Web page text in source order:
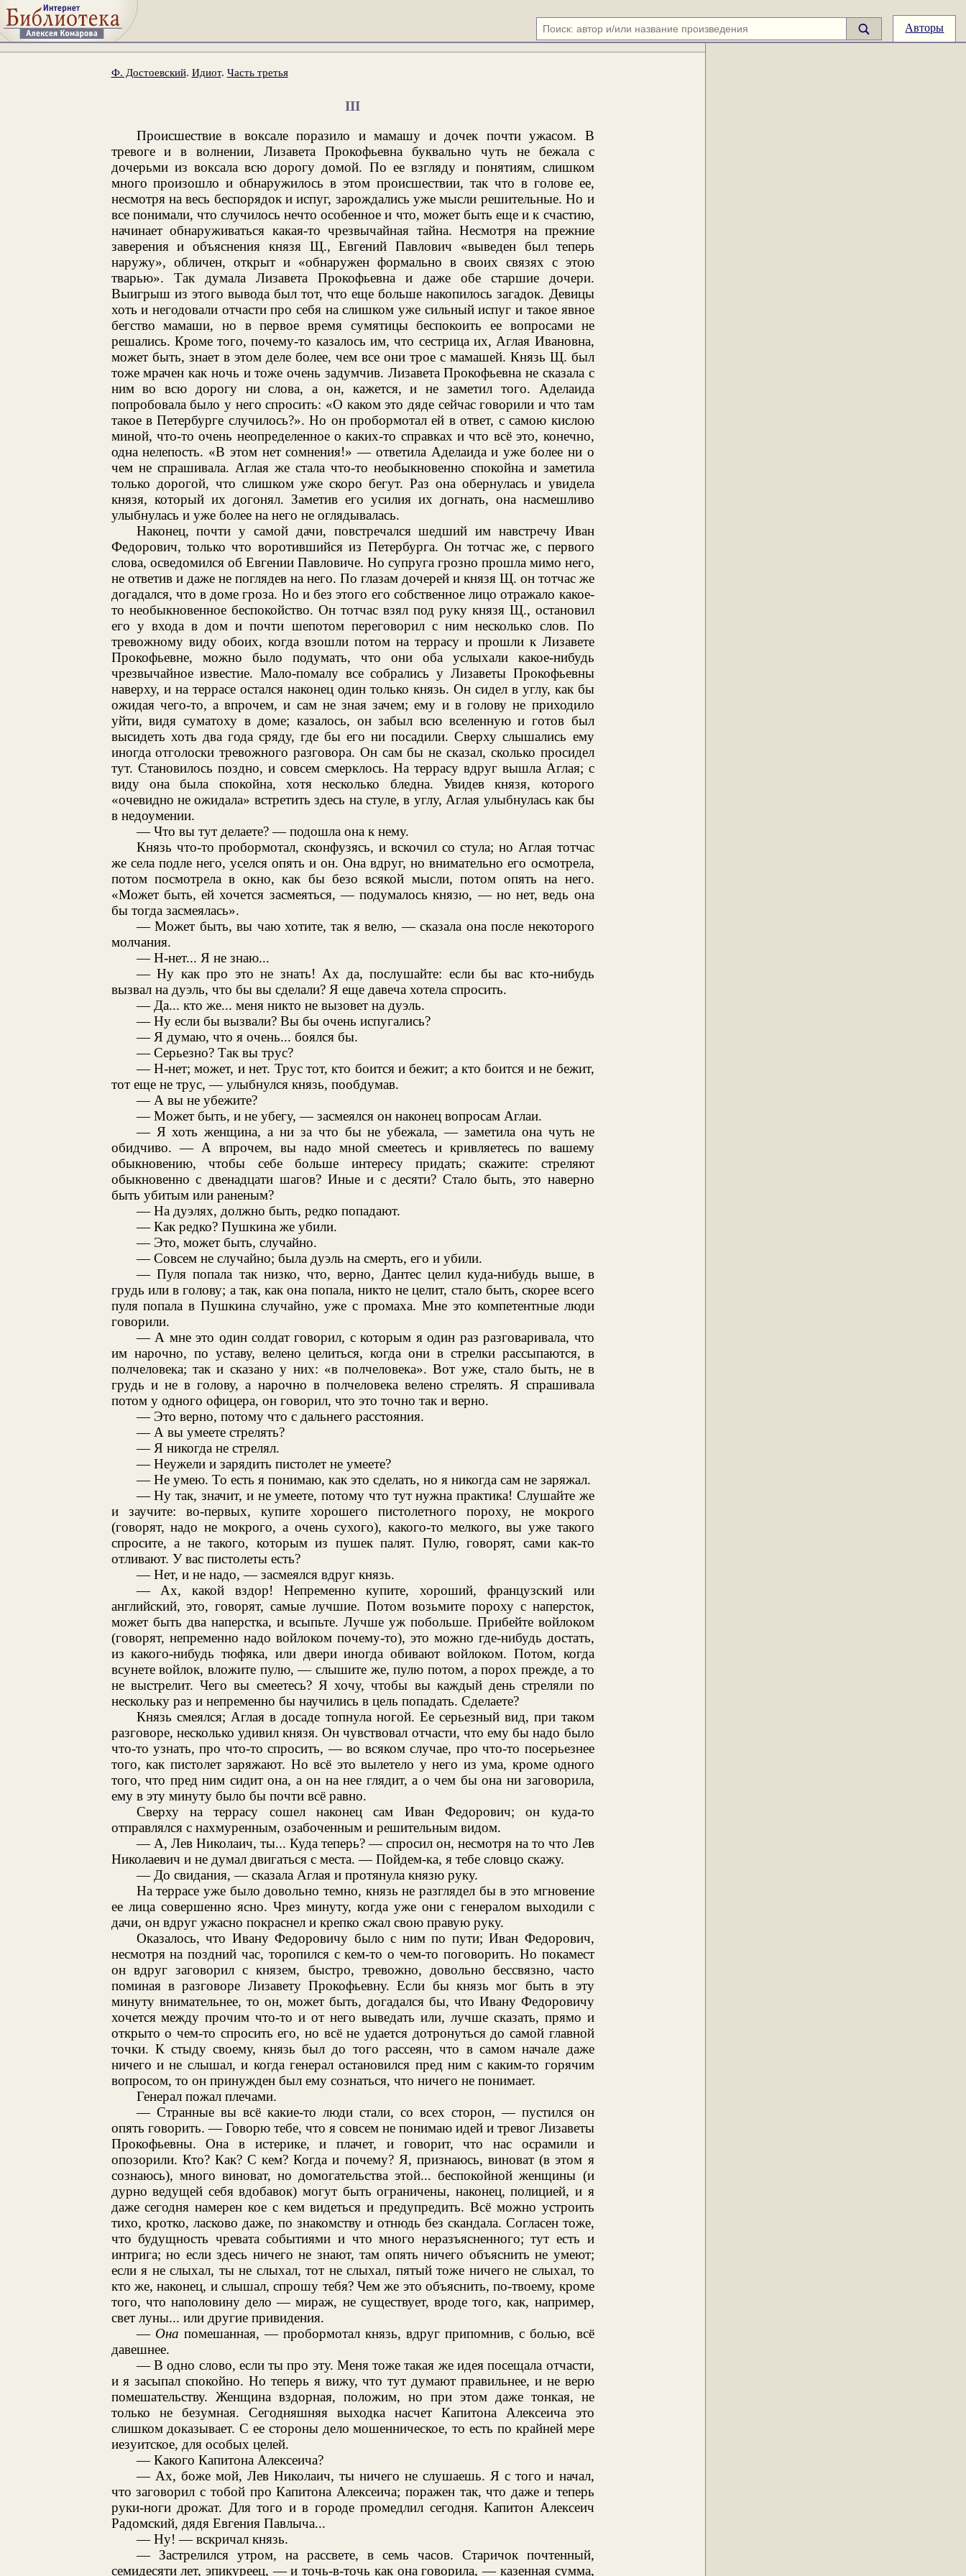
Авторы
Ф. Достоевский. Идиот. Часть третья
III
Происшествие в воксале поразило и мамашу и дочек почти ужасом. В
тревоге и в волнении, Лизавета Прокофьевна буквально чуть не бежала с
дочерьми из воксала всю дорогу домой. По ее взгляду и понятиям, слишком
много произошло и обнаружилось в этом происшествии, так что в голове ее,
несмотря на весь беспорядок и испуг, зарождались уже мысли решительные. Но и
все понимали, что случилось нечто особенное и что, может быть еще и к счастию,
начинает обнаруживаться какая-то чрезвычайная тайна. Несмотря на прежние
заверения и объяснения князя Щ., Евгений Павлович «выведен был теперь
наружу», обличен, открыт и «обнаружен формально в своих связях с этою
тварью». Так думала Лизавета Прокофьевна и даже обе старшие дочери.
Выигрыш из этого вывода был тот, что еще больше накопилось загадок. Девицы
хоть и негодовали отчасти про себя на слишком уже сильный испуг и такое явное
бегство мамаши, но в первое время сумятицы беспокоить ее вопросами не
решались. Кроме того, почему-то казалось им, что сестрица их, Аглая Ивановна,
может быть, знает в этом деле более, чем все они трое с мамашей. Князь Щ. был
тоже мрачен как ночь и тоже очень задумчив. Лизавета Прокофьевна не сказала с
ним во всю дорогу ни слова, а он, кажется, и не заметил того. Аделаида
попробовала было у него спросить: «О каком это дяде сейчас говорили и что там
такое в Петербурге случилось?». Но он пробормотал ей в ответ, с самою кислою
миной, что-то очень неопределенное о каких-то справках и что всё это, конечно,
одна нелепость. «В этом нет сомнения!» — ответила Аделаида и уже более ни о
чем не спрашивала. Аглая же стала что-то необыкновенно спокойна и заметила
только дорогой, что слишком уже скоро бегут. Раз она обернулась и увидела
князя, который их догонял. Заметив его усилия их догнать, она насмешливо
улыбнулась и уже более на него не оглядывалась.
Наконец, почти у самой дачи, повстречался шедший им навстречу Иван
Федорович, только что воротившийся из Петербурга. Он тотчас же, с первого
слова, осведомился об Евгении Павловиче. Но супруга грозно прошла мимо него,
не ответив и даже не поглядев на него. По глазам дочерей и князя Щ. он тотчас же
догадался, что в доме гроза. Но и без этого его собственное лицо отражало какое-
то необыкновенное беспокойство. Он тотчас взял под руку князя Щ., остановил
его у входа в дом и почти шепотом переговорил с ним несколько слов. По
тревожному виду обоих, когда взошли потом на террасу и прошли к Лизавете
Прокофьевне, можно было подумать, что они оба услыхали какое-нибудь
чрезвычайное известие. Мало-помалу все собрались у Лизаветы Прокофьевны
наверху, и на террасе остался наконец один только князь. Он сидел в углу, как бы
ожидая чего-то, а впрочем, и сам не зная зачем; ему и в голову не приходило
уйти, видя суматоху в доме; казалось, он забыл всю вселенную и готов был
высидеть хоть два года сряду, где бы его ни посадили. Сверху слышались ему
иногда отголоски тревожного разговора. Он сам бы не сказал, сколько просидел
тут. Становилось поздно, и совсем смерклось. На террасу вдруг вышла Аглая; с
виду она была спокойна, хотя несколько бледна. Увидев князя, которого
«очевидно не ожидала» встретить здесь на стуле, в углу, Аглая улыбнулась как бы
в недоумении.
— Что вы тут делаете? — подошла она к нему.
Князь что-то пробормотал, сконфузясь, и вскочил со стула; но Аглая тотчас
же села подле него, уселся опять и он. Она вдруг, но внимательно его осмотрела,
потом посмотрела в окно, как бы безо всякой мысли, потом опять на него.
«Может быть, ей хочется засмеяться, — подумалось князю, — но нет, ведь она
бы тогда засмеялась».
— Может быть, вы чаю хотите, так я велю, — сказала она после некоторого
молчания.
— Н-нет... Я не знаю...
— Ну как про это не знать! Ах да, послушайте: если бы вас кто-нибудь
вызвал на дуэль, что бы вы сделали? Я еще давеча хотела спросить.
— Да... кто же... меня никто не вызовет на дуэль.
— Ну если бы вызвали? Вы бы очень испугались?
— Я думаю, что я очень... боялся бы.
— Серьезно? Так вы трус?
— Н-нет; может, и нет. Трус тот, кто боится и бежит; а кто боится и не бежит,
тот еще не трус, — улыбнулся князь, пообдумав.
— А вы не убежите?
— Может быть, и не убегу, — засмеялся он наконец вопросам Аглаи.
— Я хоть женщина, а ни за что бы не убежала, — заметила она чуть не
обидчиво. — А впрочем, вы надо мной смеетесь и кривляетесь по вашему
обыкновению, чтобы себе больше интересу придать; скажите: стреляют
обыкновенно с двенадцати шагов? Иные и с десяти? Стало быть, это наверно
быть убитым или раненым?
— На дуэлях, должно быть, редко попадают.
— Как редко? Пушкина же убили.
— Это, может быть, случайно.
— Совсем не случайно; была дуэль на смерть, его и убили.
— Пуля попала так низко, что, верно, Дантес целил куда-нибудь выше, в
грудь или в голову; а так, как она попала, никто не целит, стало быть, скорее всего
пуля попала в Пушкина случайно, уже с промаха. Мне это компетентные люди
говорили.
— А мне это один солдат говорил, с которым я один раз разговаривала, что
им нарочно, по уставу, велено целиться, когда они в стрелки рассыпаются, в
полчеловека; так и сказано у них: «в полчеловека». Вот уже, стало быть, не в
грудь и не в голову, а нарочно в полчеловека велено стрелять. Я спрашивала
потом у одного офицера, он говорил, что это точно так и верно.
— Это верно, потому что с дальнего расстояния.
— А вы умеете стрелять?
— Я никогда не стрелял.
— Неужели и зарядить пистолет не умеете?
— Не умею. То есть я понимаю, как это сделать, но я никогда сам не заряжал.
— Ну так, значит, и не умеете, потому что тут нужна практика! Слушайте же
и заучите: во-первых, купите хорошего пистолетного пороху, не мокрого
(говорят, надо не мокрого, а очень сухого), какого-то мелкого, вы уже такого
спросите, а не такого, которым из пушек палят. Пулю, говорят, сами как-то
отливают. У вас пистолеты есть?
— Нет, и не надо, — засмеялся вдруг князь.
— Ах, какой вздор! Непременно купите, хороший, французский или
английский, это, говорят, самые лучшие. Потом возьмите пороху с наперсток,
может быть два наперстка, и всыпьте. Лучше уж побольше. Прибейте войлоком
(говорят, непременно надо войлоком почему-то), это можно где-нибудь достать,
из какого-нибудь тюфяка, или двери иногда обивают войлоком. Потом, когда
всунете войлок, вложите пулю, — слышите же, пулю потом, а порох прежде, а то
не выстрелит. Чего вы смеетесь? Я хочу, чтобы вы каждый день стреляли по
нескольку раз и непременно бы научились в цель попадать. Сделаете?
Князь смеялся; Аглая в досаде топнула ногой. Ее серьезный вид, при таком
разговоре, несколько удивил князя. Он чувствовал отчасти, что ему бы надо было
что-то узнать, про что-то спросить, — во всяком случае, про что-то посерьезнее
того, как пистолет заряжают. Но всё это вылетело у него из ума, кроме одного
того, что пред ним сидит она, а он на нее глядит, а о чем бы она ни заговорила,
ему в эту минуту было бы почти всё равно.
Сверху на террасу сошел наконец сам Иван Федорович; он куда-то
отправлялся с нахмуренным, озабоченным и решительным видом.
— А, Лев Николаич, ты... Куда теперь? — спросил он, несмотря на то что Лев
Николаевич и не думал двигаться с места. — Пойдем-ка, я тебе словцо скажу.
— До свидания, — сказала Аглая и протянула князю руку.
На террасе уже было довольно темно, князь не разглядел бы в это мгновение
ее лица совершенно ясно. Чрез минуту, когда уже они с генералом выходили с
дачи, он вдруг ужасно покраснел и крепко сжал свою правую руку.
Оказалось, что Ивану Федоровичу было с ним по пути; Иван Федорович,
несмотря на поздний час, торопился с кем-то о чем-то поговорить. Но покамест
он вдруг заговорил с князем, быстро, тревожно, довольно бессвязно, часто
поминая в разговоре Лизавету Прокофьевну. Если бы князь мог быть в эту
минуту внимательнее, то он, может быть, догадался бы, что Ивану Федоровичу
хочется между прочим что-то и от него выведать или, лучше сказать, прямо и
открыто о чем-то спросить его, но всё не удается дотронуться до самой главной
точки. К стыду своему, князь был до того рассеян, что в самом начале даже
ничего и не слышал, и когда генерал остановился пред ним с каким-то горячим
вопросом, то он принужден был ему сознаться, что ничего не понимает.
Генерал пожал плечами.
— Странные вы всё какие-то люди стали, со всех сторон, — пустился он
опять говорить. — Говорю тебе, что я совсем не понимаю идей и тревог Лизаветы
Прокофьевны. Она в истерике, и плачет, и говорит, что нас осрамили и
опозорили. Кто? Как? С кем? Когда и почему? Я, признаюсь, виноват (в этом я
сознаюсь), много виноват, но домогательства этой... беспокойной женщины (и
дурно ведущей себя вдобавок) могут быть ограничены, наконец, полицией, и я
даже сегодня намерен кое с кем видеться и предупредить. Всё можно устроить
тихо, кротко, ласково даже, по знакомству и отнюдь без скандала. Согласен тоже,
что будущность чревата событиями и что много неразъясненного; тут есть и
интрига; но если здесь ничего не знают, там опять ничего объяснить не умеют;
если я не слыхал, ты не слыхал, тот не слыхал, пятый тоже ничего не слыхал, то
кто же, наконец, и слышал, спрошу тебя? Чем же это объяснить, по-твоему, кроме
того, что наполовину дело — мираж, не существует, вроде того, как, например,
свет луны... или другие привидения.
— Она помешанная, — пробормотал князь, вдруг припомнив, с болью, всё
давешнее.
— В одно слово, если ты про эту. Меня тоже такая же идея посещала отчасти,
и я засыпал спокойно. Но теперь я вижу, что тут думают правильнее, и не верю
помешательству. Женщина вздорная, положим, но при этом даже тонкая, не
только не безумная. Сегодняшняя выходка насчет Капитона Алексеича это
слишком доказывает. С ее стороны дело мошенническое, то есть по крайней мере
иезуитское, для особых целей.
— Какого Капитона Алексеича?
— Ах, боже мой, Лев Николаич, ты ничего не слушаешь. Я с того и начал,
что заговорил с тобой про Капитона Алексеича; поражен так, что даже и теперь
руки-ноги дрожат. Для того и в городе промедлил сегодня. Капитон Алексеич
Радомский, дядя Евгения Павлыча...
— Ну! — вскричал князь.
— Застрелился утром, на рассвете, в семь часов. Старичок почтенный,
семидесяти лет, эпикуреец, — и точь-в-точь как она говорила, — казенная сумма,